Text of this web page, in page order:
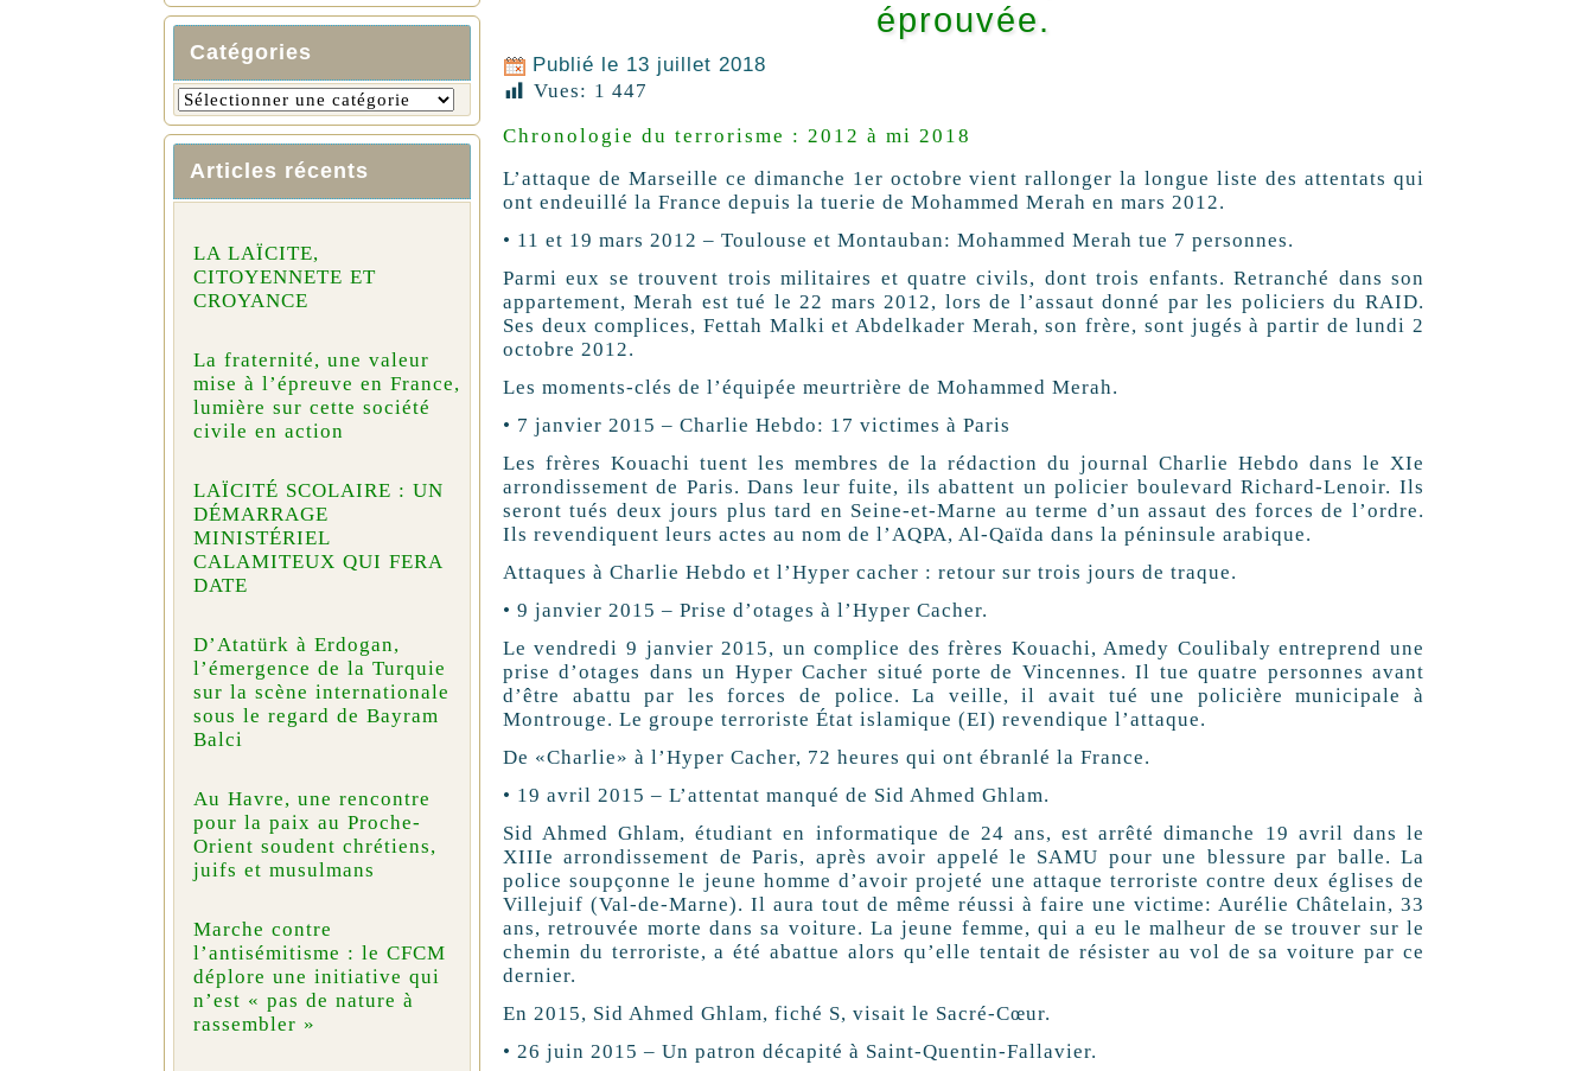
Catégories
Articles récents
LA LAÏCITE,
CITOYENNETE ET
CROYANCE
La fraternité, une valeur
mise à l’épreuve en France,
lumière sur cette société
civile en action
LAÏCITÉ SCOLAIRE : UN
DÉMARRAGE
MINISTÉRIEL
CALAMITEUX QUI FERA
DATE
D’Atatürk à Erdogan,
l’émergence de la Turquie
sur la scène internationale
sous le regard de Bayram
Balci
Au Havre, une rencontre
pour la paix au Proche-
Orient soudent chrétiens,
juifs et musulmans
Marche contre
l’antisémitisme : le CFCM
déplore une initiative qui
n’est « pas de nature à
rassembler »
éprouvée.
Publié le 13 juillet 2018
Vues: 1 447
Chronologie du terrorisme : 2012 à mi 2018
L’attaque de Marseille ce dimanche 1er octobre vient rallonger la longue liste des attentats qui
ont endeuillé la France depuis la tuerie de Mohammed Merah en mars 2012.
• 11 et 19 mars 2012 – Toulouse et Montauban: Mohammed Merah tue 7 personnes.
Parmi eux se trouvent trois militaires et quatre civils, dont trois enfants. Retranché dans son
appartement, Merah est tué le 22 mars 2012, lors de l’assaut donné par les policiers du RAID.
Ses deux complices, Fettah Malki et Abdelkader Merah, son frère, sont jugés à partir de lundi 2
octobre 2012.
Les moments-clés de l’équipée meurtrière de Mohammed Merah.
• 7 janvier 2015 – Charlie Hebdo: 17 victimes à Paris
Les frères Kouachi tuent les membres de la rédaction du journal Charlie Hebdo dans le XIe
arrondissement de Paris. Dans leur fuite, ils abattent un policier boulevard Richard-Lenoir. Ils
seront tués deux jours plus tard en Seine-et-Marne au terme d’un assaut des forces de l’ordre.
Ils revendiquent leurs actes au nom de l’AQPA, Al-Qaïda dans la péninsule arabique.
Attaques à Charlie Hebdo et l’Hyper cacher : retour sur trois jours de traque.
• 9 janvier 2015 – Prise d’otages à l’Hyper Cacher.
Le vendredi 9 janvier 2015, un complice des frères Kouachi, Amedy Coulibaly entreprend une
prise d’otages dans un Hyper Cacher situé porte de Vincennes. Il tue quatre personnes avant
d’être abattu par les forces de police. La veille, il avait tué une policière municipale à
Montrouge. Le groupe terroriste État islamique (EI) revendique l’attaque.
De «Charlie» à l’Hyper Cacher, 72 heures qui ont ébranlé la France.
• 19 avril 2015 – L’attentat manqué de Sid Ahmed Ghlam.
Sid Ahmed Ghlam, étudiant en informatique de 24 ans, est arrêté dimanche 19 avril dans le
XIIIe arrondissement de Paris, après avoir appelé le SAMU pour une blessure par balle. La
police soupçonne le jeune homme d’avoir projeté une attaque terroriste contre deux églises de
Villejuif (Val-de-Marne). Il aura tout de même réussi à faire une victime: Aurélie Châtelain, 33
ans, retrouvée morte dans sa voiture. La jeune femme, qui a eu le malheur de se trouver sur le
chemin du terroriste, a été abattue alors qu’elle tentait de résister au vol de sa voiture par ce
dernier.
En 2015, Sid Ahmed Ghlam, fiché S, visait le Sacré-Cœur.
• 26 juin 2015 – Un patron décapité à Saint-Quentin-Fallavier.